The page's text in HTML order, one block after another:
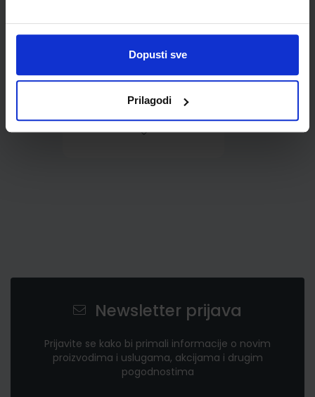
Dopusti sve
Prilagodi
0,85 €
Newsletter prijava
Prijavite se kako bi primali informacije o novim
proizvodima i uslugama, akcijama i drugim
pogodnostima